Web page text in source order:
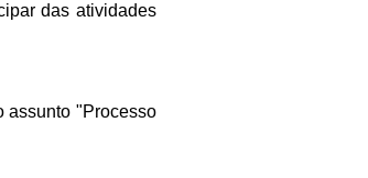
das atividades
assunto "Processo